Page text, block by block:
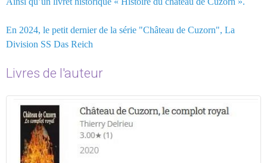
En 2024, le petit dernier de la série "Château de Cuzorn", La
Division SS Das Reich
Livres de l'auteur